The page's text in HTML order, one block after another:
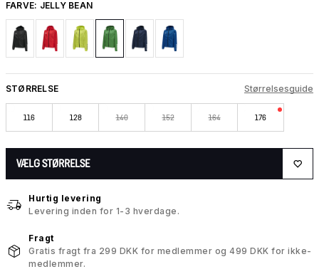
FARVE: JELLY BEAN
STØRRELSE Størrelsesguide
116 128 140 152 164 176
VÆLG STØRRELSE
Hurtig levering
Levering inden for 1-3 hverdage.
Fragt
Gratis fragt fra 299 DKK for medlemmer og 499 DKK for ikke-
medlemmer.